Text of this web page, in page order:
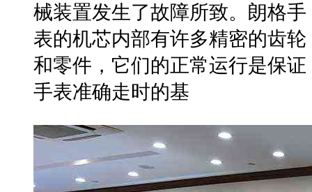
械装置发生了故障所致。朗格手
表的机芯内部有许多精密的齿轮
和零件，它们的正常运行是保证
手表准确走时的基